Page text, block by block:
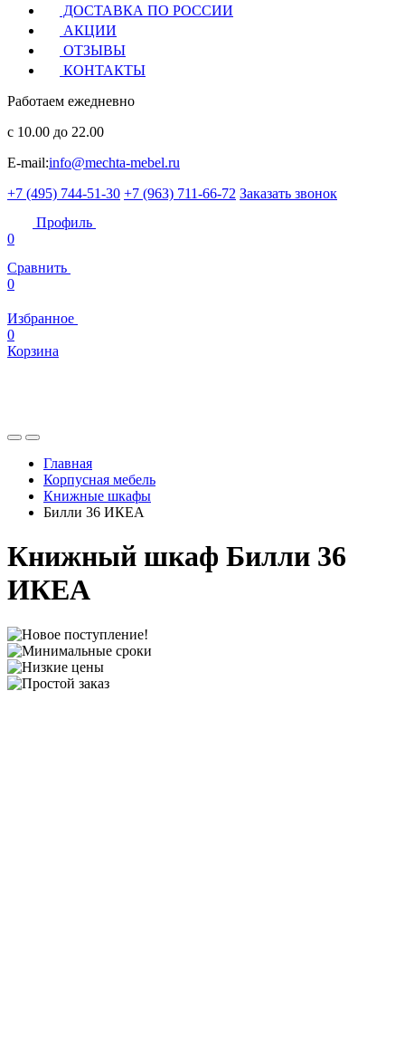
ДОСТАВКА ПО РОССИИ
АКЦИИ
ОТЗЫВЫ
КОНТАКТЫ
Работаем ежедневно
с 10.00 до 22.00
E-mail:info@mechta-mebel.ru
+7 (495) 744-51-30 +7 (963) 711-66-72 Заказать звонок
Профиль
0
Сравнить
0
Избранное
0
Корзина
Главная
Корпусная мебель
Книжные шкафы
Билли 36 ИКЕА
Книжный шкаф Билли 36
ИКЕА